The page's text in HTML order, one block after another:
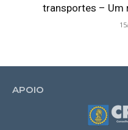
transportes – Um
APOIO